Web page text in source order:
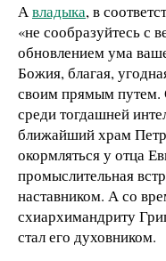
Авладыка, в
«не сообразуйтесь с
обновлением ума
Божия, благая,
своим прямым путем.
среди тогдашней
ближайший храм
окормляться у отца
промыслительная
наставником. А со
схиархимандриту
стал его духовником.